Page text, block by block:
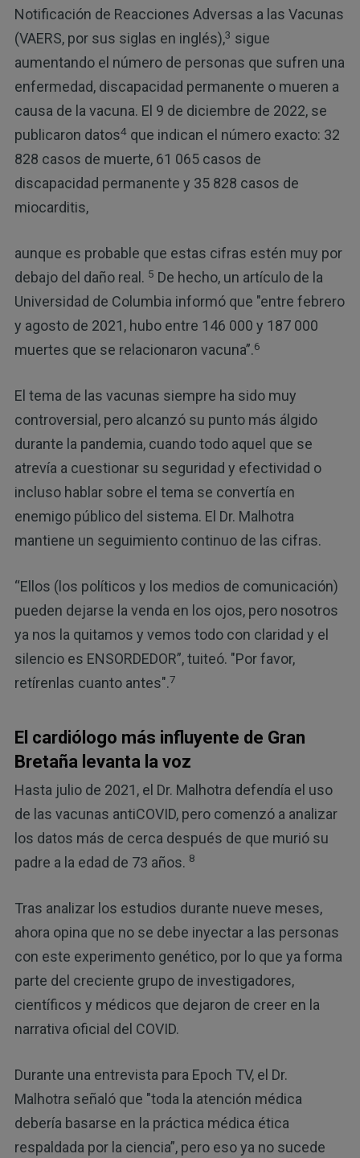
Notificación de Reacciones Adversas a las Vacunas
(VAERS, por sus siglas en inglés),3 sigue
aumentando el número de personas que sufren una
enfermedad, discapacidad permanente o mueren a
causa de la vacuna. El 9 de diciembre de 2022, se
publicaron datos4que indican el número exacto: 32
828 casos de muerte, 61 065 casos de
discapacidad permanente y 35 828 casos de
miocarditis,
aunque es probable que estas cifras estén muy por
debajo del daño real. 5 De hecho, un artículo de la
Universidad de Columbia informó que "entre febrero
y agosto de 2021, hubo entre 146 000 y 187 000
muertes que se relacionaron vacuna”.6
El tema de las vacunas siempre ha sido muy
controversial, pero alcanzó su punto más álgido
durante la pandemia, cuando todo aquel que se
atrevía a cuestionar su seguridad y efectividad o
incluso hablar sobre el tema se convertía en
enemigo público del sistema. El Dr. Malhotra
mantiene un seguimiento continuo de las cifras.
“Ellos (los políticos y los medios de comunicación)
pueden dejarse la venda en los ojos, pero nosotros
ya nos la quitamos y vemos todo con claridad y el
silencio es ENSORDEDOR”, tuiteó. "Por favor,
retírenlas cuanto antes".7
El cardiólogo más influyente de Gran
Bretaña levanta la voz
Hasta julio de 2021, el Dr. Malhotra defendía el uso
de las vacunas antiCOVID, pero comenzó a analizar
los datos más de cerca después de que murió su
padre a la edad de 73 años. 8
Tras analizar los estudios durante nueve meses,
ahora opina que no se debe inyectar a las personas
con este experimento genético, por lo que ya forma
parte del creciente grupo de investigadores,
científicos y médicos que dejaron de creer en la
narrativa oficial del COVID.
Durante una entrevista para Epoch TV, el Dr.
Malhotra señaló que "toda la atención médica
debería basarse en la práctica médica ética
respaldada por la ciencia”, pero eso ya no sucede